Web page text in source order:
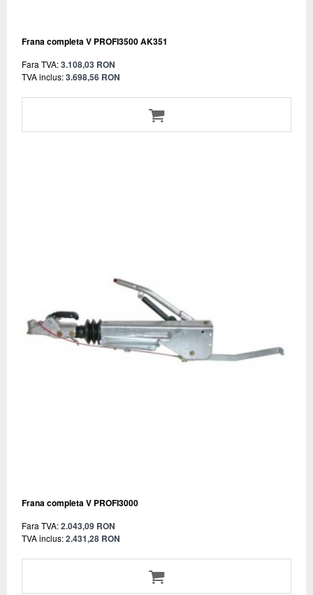
Frana completa V PROFI3500 AK351
Fara TVA:3.108,03 RON
TVA inclus:3.698,56 RON
Frana completa V PROFI3000
Fara TVA:2.043,09 RON
TVA inclus:2.431,28 RON